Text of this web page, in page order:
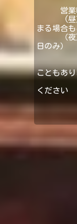
営業
(昼）11
まる場合も
（夜）
日のみ）
※営業
こともあ
時間
くださ